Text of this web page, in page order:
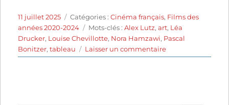
Publié
le
11 juillet 2025 Catégories
Catégories :Cinéma français, Films des
années 2020-2024
Étiquettes
Mots-clés :Alex Lutz,art, Léa
Drucker, Louise Chevillotte, Nora Hamzawi, Pascal
Bonitzer,tableau Laisser un commentairesur
Le